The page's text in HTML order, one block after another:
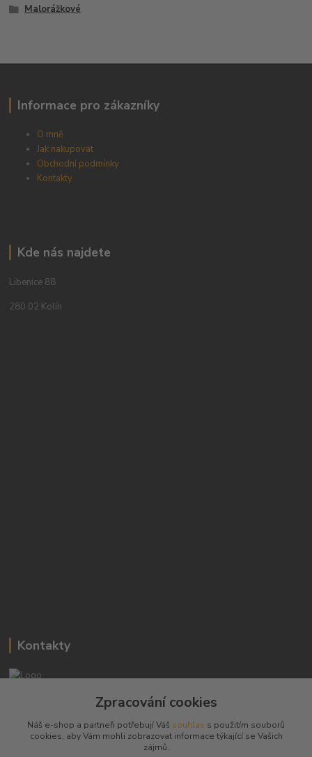
Malorážkové
Informace pro zákazníky
O mně
Jak nakupovat
Obchodní podmínky
Kontakty
Kde nás najdete
Libenice 88
280 02 Kolín
Kontakty
+420 603794370
zbranenaboje@seznam.cz
Zpracování cookies
Náš e-shop a partneři potřebují Váš souhlas s použitím souborů
cookies, aby Vám mohli zobrazovat informace týkající se Vašich
zájmů.